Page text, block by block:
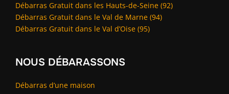
Débarras Gratuit dans les Hauts-de-Seine (92)
Débarras Gratuit dans le Val de Marne (94)
Débarras Gratuit dans le Val d’Oise (95)
NOUS DÉBARASSONS
Débarras d’une maison